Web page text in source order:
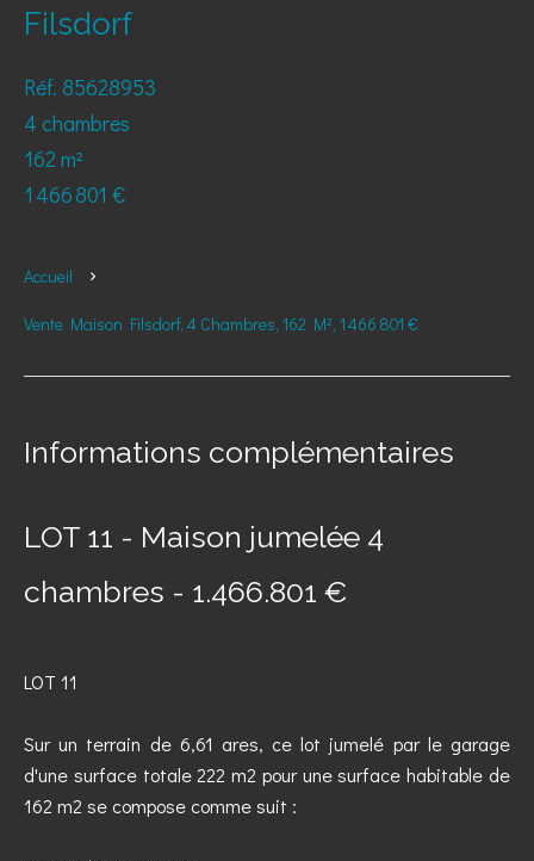
Filsdorf
Réf. 85628953
4 chambres
162 m²
1 466 801 €
Accueil
Vente Maison Filsdorf, 4 Chambres, 162 M², 1 466 801 €
Informations complémentaires
LOT 11 - Maison jumelée 4
chambres - 1.466.801 €
LOT 11
Sur un terrain de 6,61 ares, ce lot jumelé par le garage
d'une surface totale 222 m2 pour une surface habitable de
162 m2 se compose comme suit :